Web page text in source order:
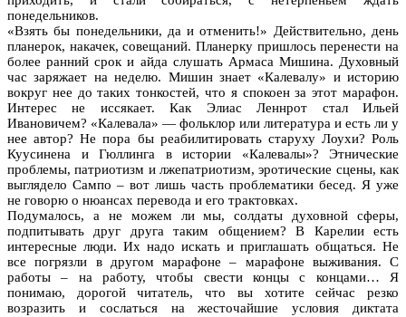
понедельников.
«Взять бы понедельники, да и отменить!» Действительно, день
планерок, накачек, совещаний. Планерку пришлось перенести на
более ранний срок и айда слушать Армаса Мишина. Духовный
час заряжает на неделю. Мишин знает «Калевалу» и историю
вокруг нее до таких тонкостей, что я спокоен за этот марафон.
Интерес не иссякает. Как Элиас Леннрот стал Ильей
Ивановичем? «Калевала» — фольклор или литература и есть ли у
нее автор? Не пора бы реабилитировать старуху Лоухи? Роль
Куусинена и Гюллинга в истории «Калевалы»? Этнические
проблемы, патриотизм и лжепатриотизм, эротические сцены, как
выглядело Сампо – вот лишь часть проблематики бесед. Я уже
не говорю о нюансах перевода и его трактовках.
Подумалось, а не можем ли мы, солдаты духовной сферы,
подпитывать друг друга таким общением? В Карелии есть
интересные люди. Их надо искать и приглашать общаться. Не
все погрязли в другом марафоне – марафоне выживания. С
работы – на работу, чтобы свести концы с концами… Я
понимаю, дорогой читатель, что вы хотите сейчас резко
возразить и сослаться на жесточайшие условия диктата